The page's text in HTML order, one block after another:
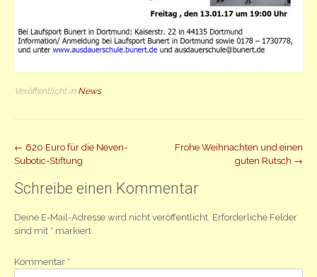
Veröffentlicht in News
Beitrag
Navigation
← 620 Euro für die Neven-
Subotic-Stiftung
Frohe Weihnachten und einen
guten Rutsch →
Schreibe einen Kommentar
Deine E-Mail-Adresse wird nicht veröffentlicht. Erforderliche Felder
sind mit * markiert
Kommentar *